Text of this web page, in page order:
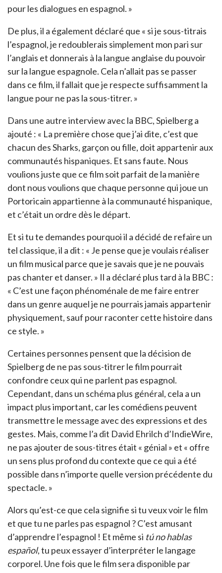
pour les dialogues en espagnol. »
De plus, il a également déclaré que « si je sous-titrais
l’espagnol, je redoublerais simplement mon pari sur
l’anglais et donnerais à la langue anglaise du pouvoir
sur la langue espagnole. Cela n’allait pas se passer
dans ce film, il fallait que je respecte suffisamment la
langue pour ne pas la sous-titrer. »
Dans une autre interview avec la BBC, Spielberg a
ajouté : « La première chose que j’ai dite, c’est que
chacun des Sharks, garçon ou fille, doit appartenir aux
communautés hispaniques. Et sans faute. Nous
voulions juste que ce film soit parfait de la manière
dont nous voulions que chaque personne qui joue un
Portoricain appartienne à la communauté hispanique,
et c’était un ordre dès le départ.
Et si tu te demandes pourquoi il a décidé de refaire un
tel classique, il a dit : « Je pense que je voulais réaliser
un film musical parce que je savais que je ne pouvais
pas chanter et danser. » Il a déclaré plus tard à la BBC :
« C’est une façon phénoménale de me faire entrer
dans un genre auquel je ne pourrais jamais appartenir
physiquement, sauf pour raconter cette histoire dans
ce style. »
Certaines personnes pensent que la décision de
Spielberg de ne pas sous-titrer le film pourrait
confondre ceux qui ne parlent pas espagnol.
Cependant, dans un schéma plus général, cela a un
impact plus important, car les comédiens peuvent
transmettre le message avec des expressions et des
gestes. Mais, comme l’a dit David Ehrilch d’IndieWire,
ne pas ajouter de sous-titres était « génial » et « offre
un sens plus profond du contexte que ce qui a été
possible dans n’importe quelle version précédente du
spectacle. »
Alors qu’est-ce que cela signifie si tu veux voir le film
et que tu ne parles pas espagnol ? C’est amusant
d’apprendre l’espagnol ! Et même si tú no hablas
español, tu peux essayer d’interpréter le langage
corporel. Une fois que le film sera disponible par